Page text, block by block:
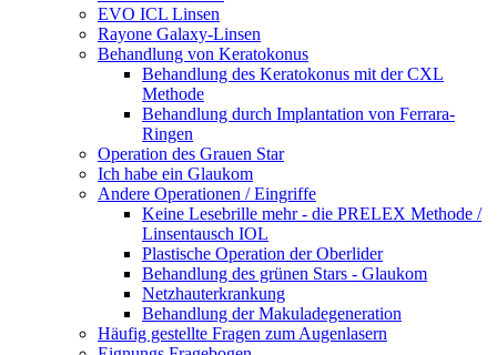
EVO ICL Linsen
Rayone Galaxy-Linsen
Behandlung von Keratokonus
Behandlung des Keratokonus mit der CXL
Methode
Behandlung durch Implantation von Ferrara-
Ringen
Operation des Grauen Star
Ich habe ein Glaukom
Andere Operationen / Eingriffe
Keine Lesebrille mehr - die PRELEX Methode /
Linsentausch IOL
Plastische Operation der Oberlider
Behandlung des grünen Stars - Glaukom
Netzhauterkrankung
Behandlung der Makuladegeneration
Häufig gestellte Fragen zum Augenlasern